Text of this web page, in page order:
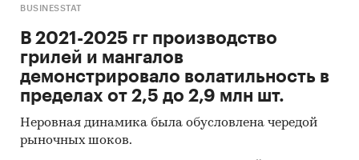
BUSINESSTAT
В 2021-2025 гг производство
грилей и мангалов
демонстрировало волатильность в
пределах от 2,5 до 2,9 млн шт.
Неровная динамика была обусловлена чередой
рыночных шоков.